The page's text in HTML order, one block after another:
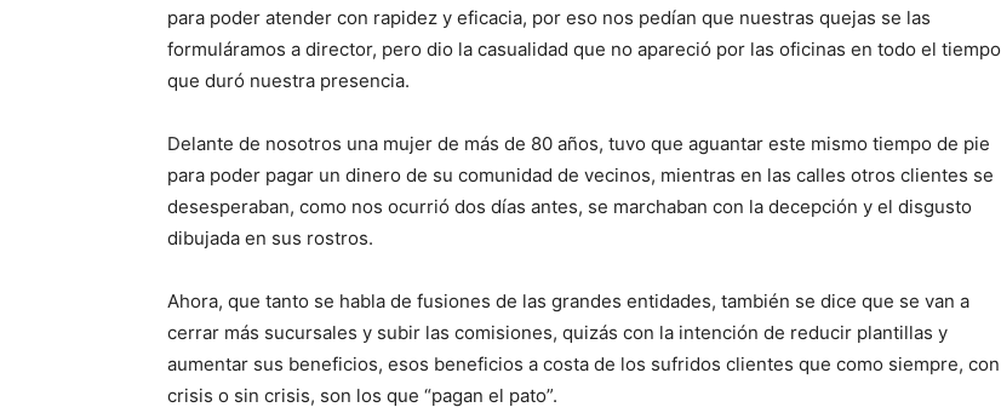
para poder atender con rapidez y eficacia, por eso nos pedían que nuestras quejas se las
formuláramos a director, pero dio la casualidad que no apareció por las oficinas en todo el tiempo
que duró nuestra presencia.
Delante de nosotros una mujer de más de 80 años, tuvo que aguantar este mismo tiempo de pie
para poder pagar un dinero de su comunidad de vecinos, mientras en las calles otros clientes se
desesperaban, como nos ocurrió dos días antes, se marchaban con la decepción y el disgusto
dibujada en sus rostros.
Ahora, que tanto se habla de fusiones de las grandes entidades, también se dice que se van a
cerrar más sucursales y subir las comisiones, quizás con la intención de reducir plantillas y
aumentar sus beneficios, esos beneficios a costa de los sufridos clientes que como siempre, con
crisis o sin crisis, son los que “pagan el pato”.